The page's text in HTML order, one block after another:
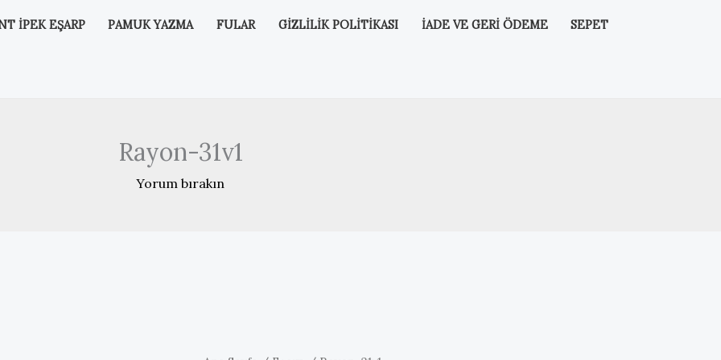
İPEK EŞARP PAMUK YAZMA FULAR GIZLILIK POLITIKASI İADE VE GERI ÖDEME SEPET
Rayon-31v1
Yorum bırakın